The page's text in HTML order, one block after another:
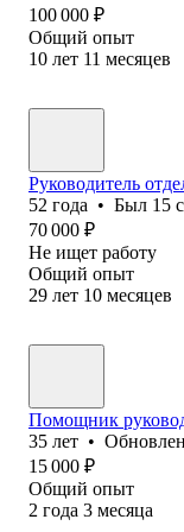
100 000 ₽
Общий опыт
10 лет 11 месяцев
Руководитель
52 года • Был 15
70 000 ₽
Не ищет работу
Общий опыт
29 лет 10 месяцев
Помощник
35 лет •
15 000 ₽
Общий опыт
2 года 3 месяца